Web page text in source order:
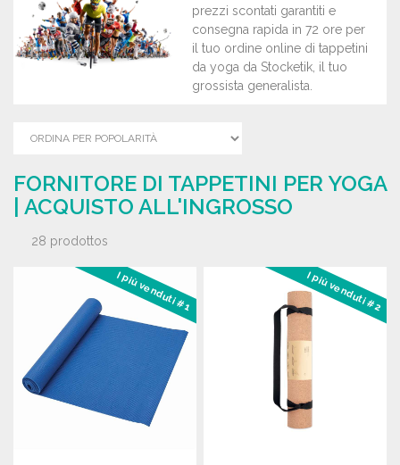
prezzi scontati garantiti e
consegna rapida in 72 ore per
il tuo ordine online di tappetini
da yoga da Stocketik, il tuo
grossista generalista.
FORNITORE DI TAPPETINI PER YOGA
| ACQUISTO ALL'INGROSSO
28 prodottos
I più venduti #1 I più venduti #2